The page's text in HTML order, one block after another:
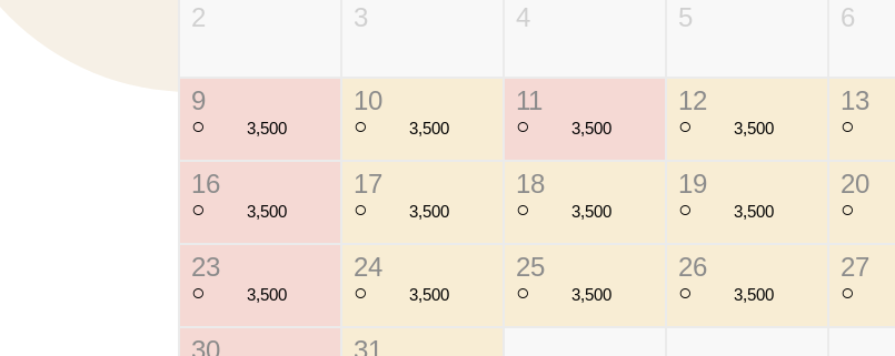
2 3 4 5 6
9
○ 3,500
10
○ 3,500
11
○ 3,500
12
○ 3,500
13
○
16
○ 3,500
17
○ 3,500
18
○ 3,500
19
○ 3,500
20
○
23
○ 3,500
24
○ 3,500
25
○ 3,500
26
○ 3,500
27
○
30 31